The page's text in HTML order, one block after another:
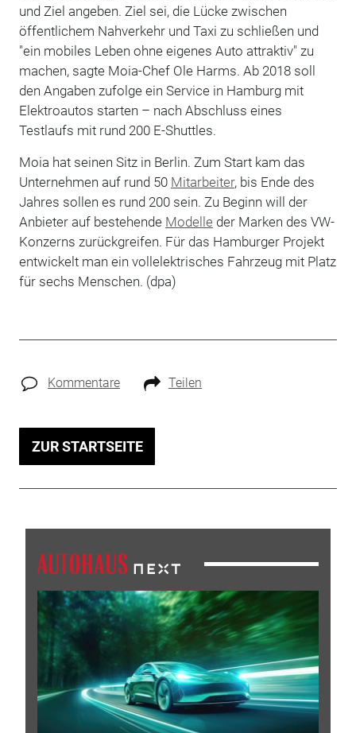
und Ziel angeben. Ziel sei, die Lücke zwischen
öffentlichem Nahverkehr und Taxi zu schließen und
"ein mobiles Leben ohne eigenes Auto attraktiv" zu
machen, sagte Moia-Chef Ole Harms. Ab 2018 soll
den Angaben zufolge ein Service in Hamburg mit
Elektroautos starten – nach Abschluss eines
Testlaufs mit rund 200 E-Shuttles.
Moia hat seinen Sitz in Berlin. Zum Start kam das
Unternehmen auf rund 50 Mitarbeiter, bis Ende des
Jahres sollen es rund 200 sein. Zu Beginn will der
Anbieter auf bestehende Modelle der Marken des VW-
Konzerns zurückgreifen. Für das Hamburger Projekt
entwickelt man ein vollelektrisches Fahrzeug mit Platz
für sechs Menschen. (dpa)
Kommentare Teilen
ZUR STARTSEITE